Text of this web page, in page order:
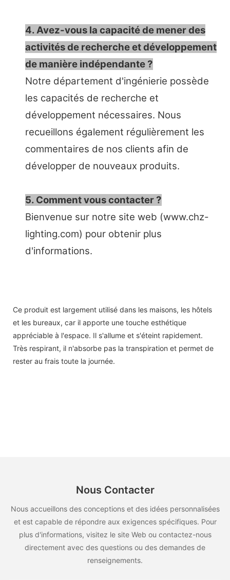
4. Avez-vous la capacité de mener des
activités de recherche et développement
de manière indépendante ?
Notre département d'ingénierie possède
les capacités de recherche et
développement nécessaires. Nous
recueillons également régulièrement les
commentaires de nos clients afin de
développer de nouveaux produits.
5. Comment vous contacter ?
Bienvenue sur notre site web (www.chz-
lighting.com) pour obtenir plus
d'informations.
Ce produit est largement utilisé dans les maisons, les hôtels
et les bureaux, car il apporte une touche esthétique
appréciable à l'espace. Il s'allume et s'éteint rapidement.
Très respirant, il n'absorbe pas la transpiration et permet de
rester au frais toute la journée.
Nous Contacter
Nous accueillons des conceptions et des idées personnalisées
et est capable de répondre aux exigences spécifiques. Pour
plus d'informations, visitez le site Web ou contactez-nous
directement avec des questions ou des demandes de
renseignements.